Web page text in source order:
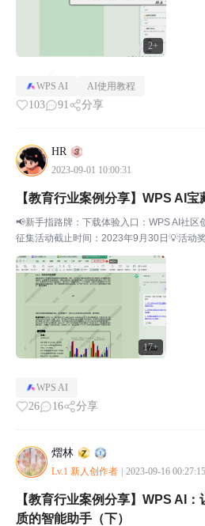
2+
WPS AI AI使用教程
103 91 分享
HR
2023-09-01 10:00:31
17+
【教育行业案例分享】WPS AI
📢新手指路牌：下载体验入口：WPS AI社区
征集活动截止时间：2023年9月30日💡活动
集要求，即可获得双周WPS超会权益；本次
经内容&研发团队共同评选得出；🥇一等奖...
WPS AI
26 16 分享
熠林
Lv.1 新人创作者 2023-09-16 00:27:15
【教育行业案例分享】WPS AI
质的智能助手（下）